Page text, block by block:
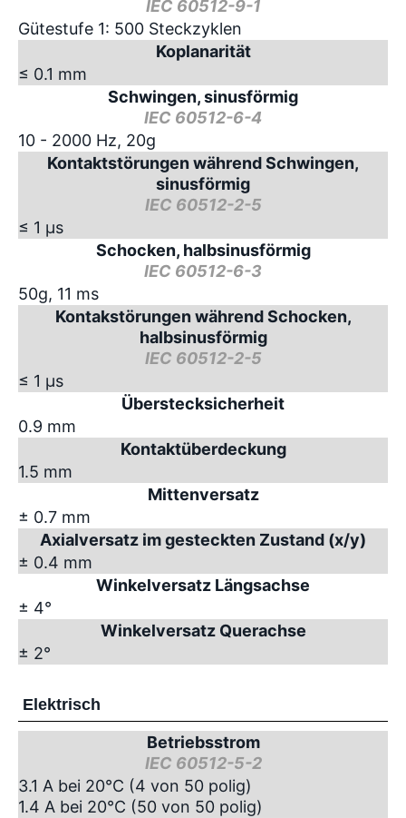
IEC 60512-9-1
Gütestufe 1: 500 Steckzyklen
Koplanarität
≤ 0.1 mm
Schwingen, sinusförmig
IEC 60512-6-4
10 - 2000 Hz, 20g
Kontaktstörungen während Schwingen,
sinusförmig
IEC 60512-2-5
≤ 1 µs
Schocken, halbsinusförmig
IEC 60512-6-3
50g, 11 ms
Kontakstörungen während Schocken,
halbsinusförmig
IEC 60512-2-5
≤ 1 µs
Überstecksicherheit
0.9 mm
Kontaktüberdeckung
1.5 mm
Mittenversatz
± 0.7 mm
Axialversatz im gesteckten Zustand (x/y)
± 0.4 mm
Winkelversatz Längsachse
± 4°
Winkelversatz Querachse
± 2°
Elektrisch
Betriebsstrom
IEC 60512-5-2
3.1 A bei 20°C (4 von 50 polig)
1.4 A bei 20°C (50 von 50 polig)